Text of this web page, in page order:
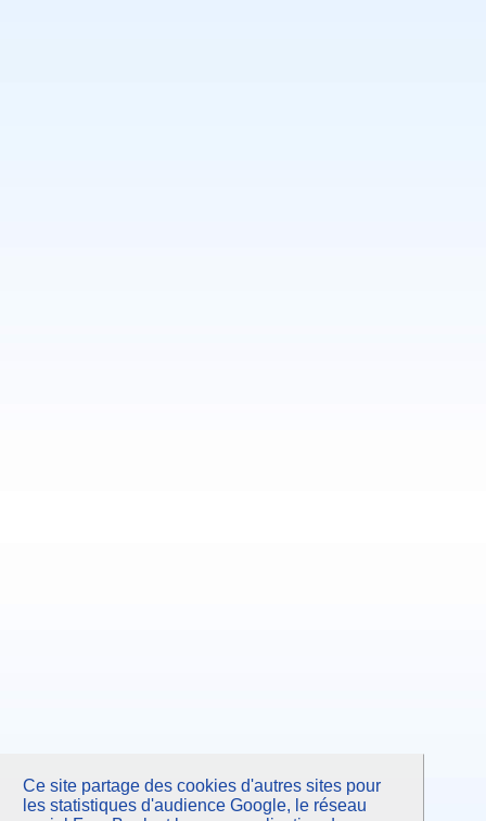
Ce site partage des cookies d'autres sites pour
les statistiques d'audience Google, le réseau